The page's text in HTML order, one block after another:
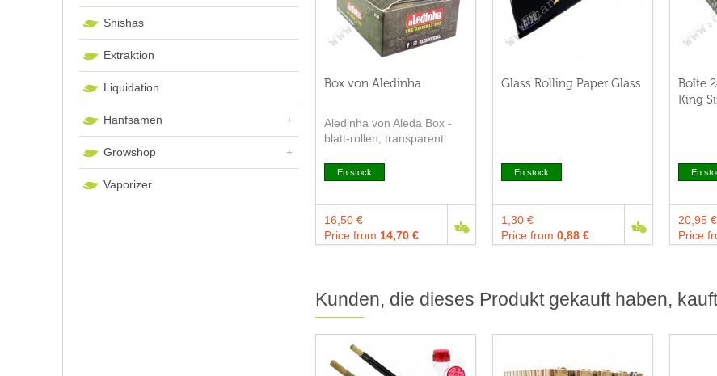
Shishas
Extraktion
Liquidation
Hanfsamen
Growshop
Vaporizer
Box von Aledinha
Aledinha von Aleda Box -
blatt-rollen, transparent
transparente im format...
En stock
16,50 €
Price from 14,70 €
Glass Rolling Paper Glass
En stock
1,30 €
Price from 0,88 €
Boîte
King
En
20,95 €
Price
Kunden, die dieses Produkt gekauft haben,